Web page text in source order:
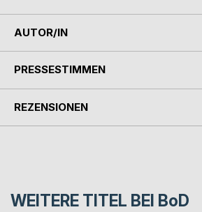
AUTOR/IN
PRESSESTIMMEN
REZENSIONEN
WEITERE TITEL BEI BoD